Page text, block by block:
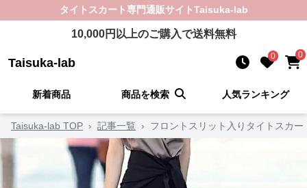
タイトスカート専門通販サイトTaisuka-lab
10,000円以上のご購入で送料無料
Taisuka-lab 0 0
新着商品 商品を検索 人気ランキング
Taisuka-lab TOP › 記事一覧 › フロントスリット入りタイトスカ